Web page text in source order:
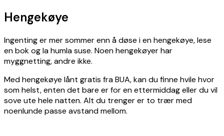
Hengekøye
Ingenting er mer sommer enn å døse i en hengekøye, lese
en bok og la humla suse. Noen hengekøyer har
myggnetting, andre ikke.
Med hengekøye lånt gratis fra BUA, kan du finne hvile hvor
som helst, enten det bare er for en ettermiddag eller du vil
sove ute hele natten. Alt du trenger er to trær med
noenlunde passe avstand mellom.